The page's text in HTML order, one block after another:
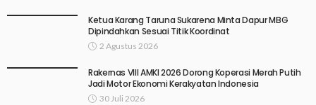
Ketua Karang Taruna Sukarena Minta Dapur MBG
Dipindahkan Sesuai Titik Koordinat
2 Agustus 2026
Rakernas VIII AMKI 2026 Dorong Koperasi Merah Putih
Jadi Motor Ekonomi Kerakyatan Indonesia
30 Juli 2026